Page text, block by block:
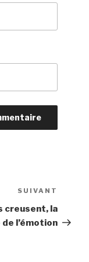
SUIVANT
creusent, la
l’émotion